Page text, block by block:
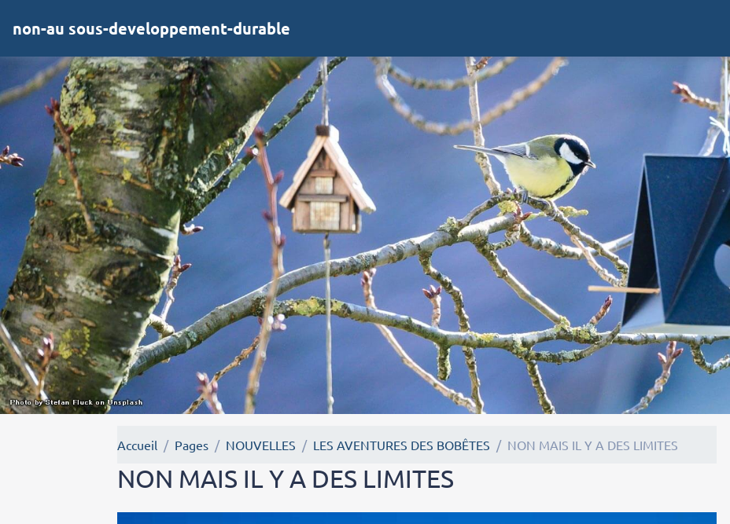
non-au sous-developpement-durable
Accueil Pages NOUVELLES LES AVENTURES DES BOBÊTES NON MAIS IL Y A DES LIMITES
NON MAIS IL Y A DES LIMITES